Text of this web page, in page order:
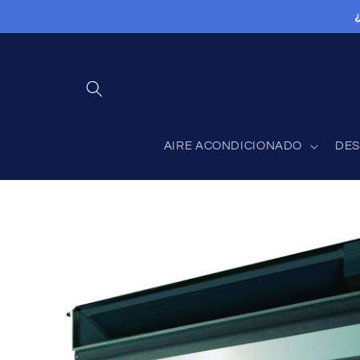
al contenido
AIRE ACONDICIONADO